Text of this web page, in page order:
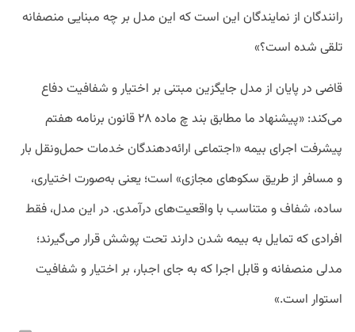
رانندگان از نمایندگان این است که این مدل بر چه مبنایی منصفانه
تلقی شده است؟»
قاضی در پایان از مدل جایگزین مبتنی بر اختیار و شفافیت دفاع
می‌کند: «پیشنهاد ما مطابق بند چ ماده ۲۸ قانون برنامه هفتم
پیشرفت اجرای بیمه «اجتماعی ارائه‌دهندگان خدمات حمل‌ونقل بار
و مسافر از طریق سکوهای مجازی» است؛ یعنی به‌صورت اختیاری،
ساده، شفاف و متناسب با واقعیت‌های درآمدی. در این مدل، فقط
افرادی که تمایل به بیمه شدن دارند تحت پوشش قرار می‌گیرند؛
مدلی منصفانه و قابل اجرا که به جای اجبار، بر اختیار و شفافیت
استوار است.»